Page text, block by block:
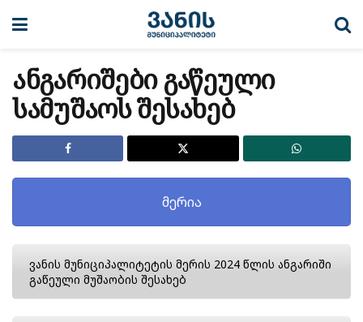
ანგარიშები გაწეული
სამუშაოს შესახებ
მერია
ვანის მუნიციპალიტეტის მერის 2024 წლის ანგარიში
გაწეული მუშაობის შესახებ